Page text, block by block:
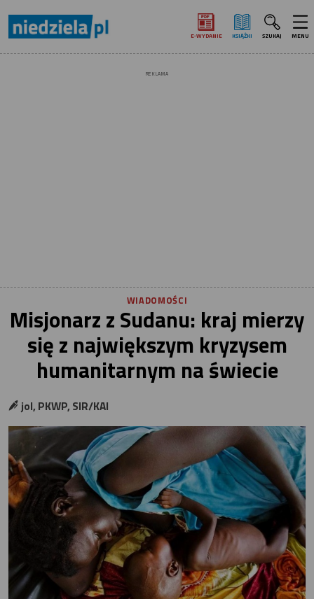
E‑WYDANIE KSIĄŻKI SZUKAJ MENU
REKLAMA
WIADOMOŚCI
Misjonarz z Sudanu: kraj mierzy
się z największym kryzysem
humanitarnym na świecie
jol, PKWP, SIR/KAI